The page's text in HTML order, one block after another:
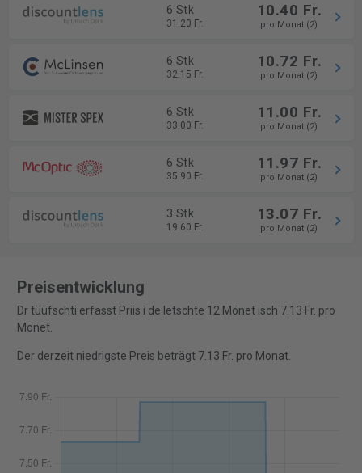
6 Stk
31.20 Fr.
10.40 Fr.
pro Monat (2)
6 Stk
32.15 Fr.
10.72 Fr.
pro Monat (2)
6 Stk
33.00 Fr.
11.00 Fr.
pro Monat (2)
6 Stk
35.90 Fr.
11.97 Fr.
pro Monat (2)
3 Stk
19.60 Fr.
13.07 Fr.
pro Monat (2)
Preisentwicklung
Dr tüüfschti erfasst Priis i de letschte 12 Mönet isch 7.13 Fr. pro
Monet.
Der derzeit niedrigste Preis beträgt 7.13 Fr. pro Monat.